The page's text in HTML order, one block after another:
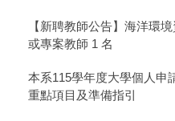
【新聘教師公告】海洋環
或專案教師 1 名
本系115學年度大學個人申
重點項目及準備指引